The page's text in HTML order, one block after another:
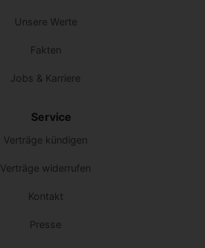
Unsere Werte
Fakten
Jobs & Karriere
Service
Verträge kündigen
Verträge widerrufen
Kontakt
Presse